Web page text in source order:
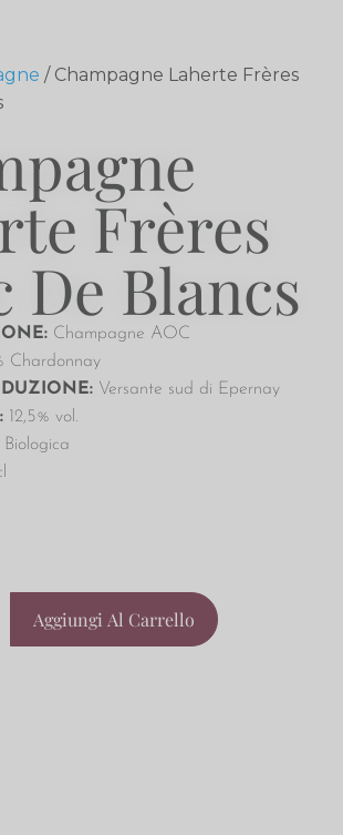
/ Champagne Laherte Frères
Frères
De Blancs
Champagne AOC
Chardonnay
Versante sud di Epernay
12,5% vol.
Biologica
Aggiungi Al Carrello